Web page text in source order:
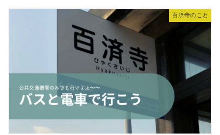
百済寺のこと